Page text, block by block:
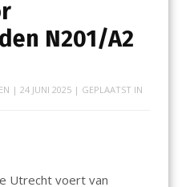
N201/A2
| 24 JUNI 2025| GEPLAATST IN
Utrecht voert van